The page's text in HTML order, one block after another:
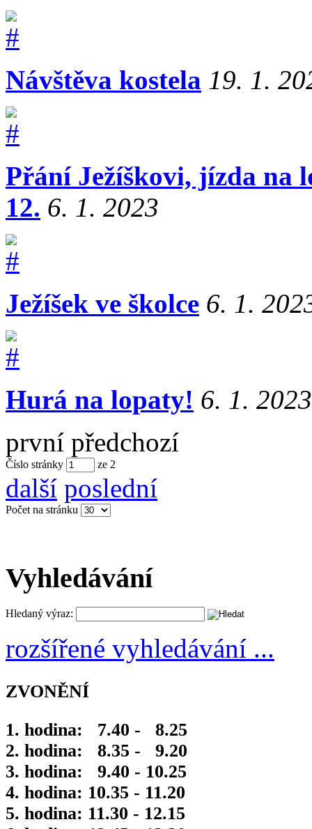
Návštěva kostela 19. 1.
Přání Ježíškovi, jízda na
12. 6. 1. 2023
Ježíšek ve školce 6. 1.
Hurá na lopaty! 6. 1. 2023
první předchozí
Číslo stránky ze 2
další poslední
Počet na stránku
Vyhledávání
Hledaný výraz:
rozšířené vyhledávání ...
ZVONĚNÍ
1. hodina: 7.40 - 8.25
2. hodina: 8.35 - 9.20
3. hodina: 9.40 - 10.25
4. hodina: 10.35 - 11.20
5. hodina: 11.30 - 12.15